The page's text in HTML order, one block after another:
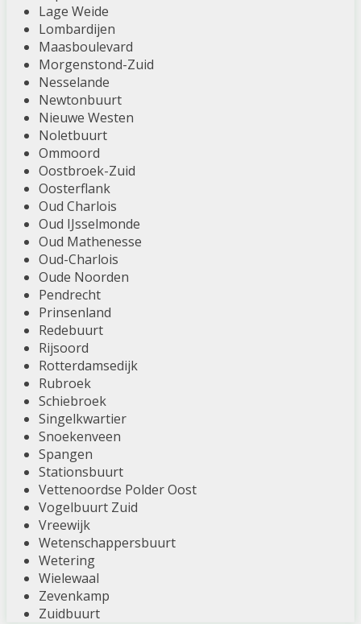
Lage Weide
Lombardijen
Maasboulevard
Morgenstond-Zuid
Nesselande
Newtonbuurt
Nieuwe Westen
Noletbuurt
Ommoord
Oostbroek-Zuid
Oosterflank
Oud Charlois
Oud IJsselmonde
Oud Mathenesse
Oud-Charlois
Oude Noorden
Pendrecht
Prinsenland
Redebuurt
Rijsoord
Rotterdamsedijk
Rubroek
Schiebroek
Singelkwartier
Snoekenveen
Spangen
Stationsbuurt
Vettenoordse Polder Oost
Vogelbuurt Zuid
Vreewijk
Wetenschappersbuurt
Wetering
Wielewaal
Zevenkamp
Zuidbuurt